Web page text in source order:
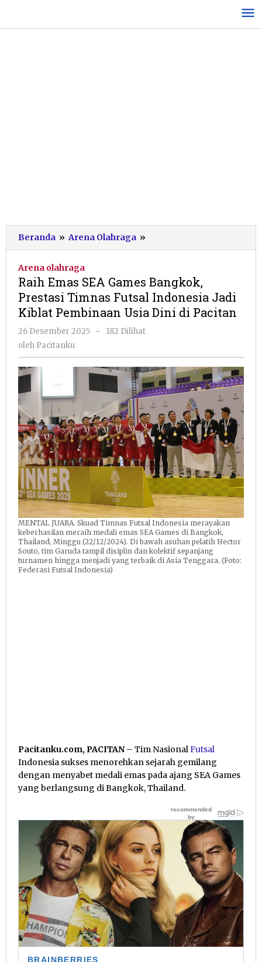
konten
Beranda » Arena Olahraga »
Emas
Bangkok,
Prestasi
Timnas
Kiblat
Pembinaan
Usia
Dini
di
Pacitan
Arena olahraga
Raih Emas SEA Games Bangkok,
Prestasi Timnas Futsal Indonesia Jadi
Kiblat Pembinaan Usia Dini di Pacitan
26 Desember 2025
oleh
-
182 Dilihat
oleh Pacitanku
MENTAL JUARA. Skuad Timnas Futsal Indonesia merayakan
keberhasilan meraih medali emas SEA Games di Bangkok,
Thailand, Minggu (22/12/2024). Di bawah asuhan pelatih Hector
Souto, tim Garuda tampil disiplin dan kolektif sepanjang
turnamen hingga menjadi yang terbaik di Asia Tenggara. (Foto:
Federasi Futsal Indonesia)
Pacitanku.com, PACITAN – Tim NasionalFutsal
Indonesia sukses menorehkan sejarah gemilang
dengan menyabet medali emas pada ajang SEA Games
yang berlangsung di Bangkok, Thailand.